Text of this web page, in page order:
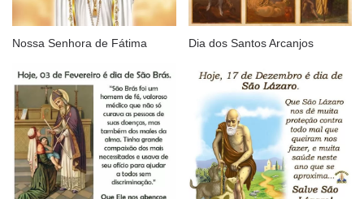
Nossa Senhora de Fátima Dia dos Santos Arcanjos